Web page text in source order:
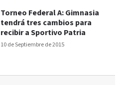
10 de Septiembre de 2015
Torneo Federal A: Gimnasia
tendrá tres cambios para
recibir a Sportivo Patria